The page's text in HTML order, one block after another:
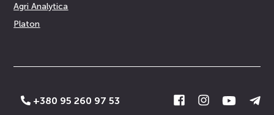
Agri Analytica
Platon
+380 95 260 97 53